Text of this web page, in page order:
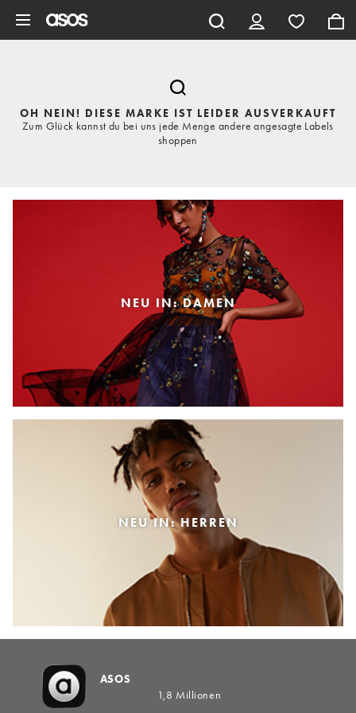
OH NEIN! DIESE MARKE IST LEIDER AUSVERKAUFT
Zum Glück kannst du bei uns jede Menge andere angesagte Labels
shoppen
NEU IN: DAMEN
NEU IN: HERREN
ASOS
1,8 Millionen